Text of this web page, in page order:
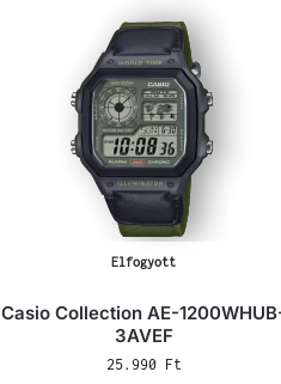
Elfogyott
Casio Collection AE-
3AVEF
25.990 Ft